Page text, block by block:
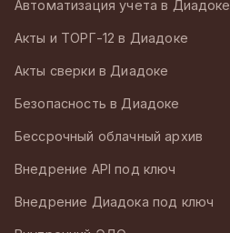
Автоматизация учета в Диадоке
Акты и ТОРГ-12 в Диадоке
Акты сверки в Диадоке
Безопасность в Диадоке
Бессрочный облачный архив
Внедрение API под ключ
Внедрение Диадока под ключ